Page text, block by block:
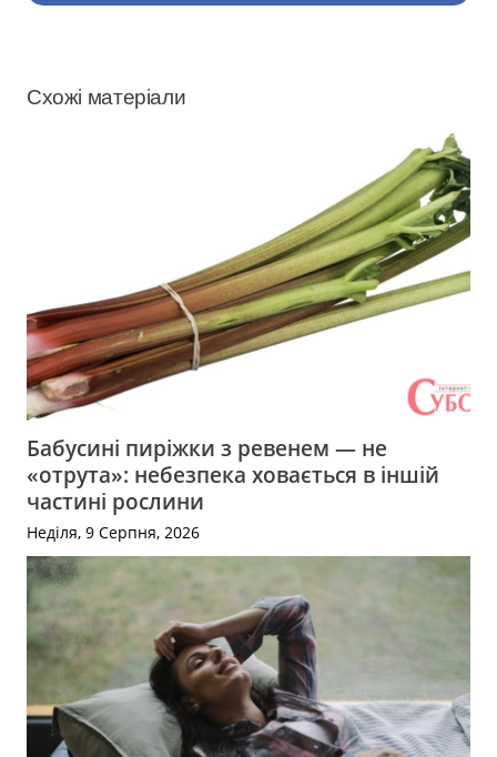
Схожі матеріали
Бабусині пиріжки з ревенем — не
«отрута»: небезпека ховається в іншій
частині рослини
Неділя, 9 Серпня, 2026